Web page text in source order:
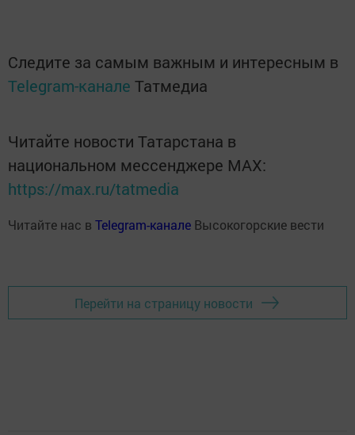
Следите за самым важным и интересным в
Telegram-канале Татмедиа
Читайте новости Татарстана в
национальном мессенджере MАХ:
https://max.ru/tatmedia
Читайте нас в Telegram-канале Высокогорские вести
Перейти на страницу новости